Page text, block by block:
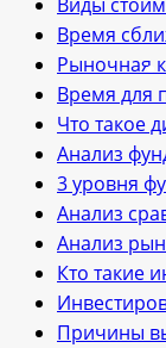
Время
Рыночная
Время для
Что такое
Анализ
3 уровня
Анализ
Анализ
Кто такие
Причины